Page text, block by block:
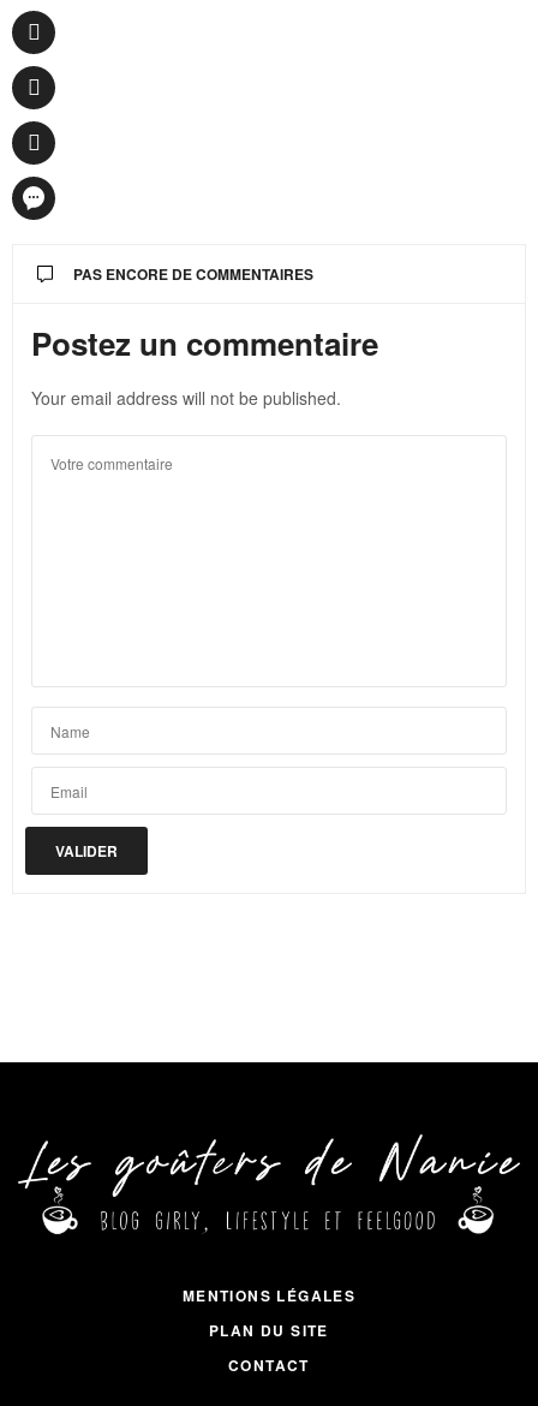
PAS ENCORE DE COMMENTAIRES
Postez un commentaire
Your email address will not be published.
MENTIONS LÉGALES
PLAN DU SITE
CONTACT